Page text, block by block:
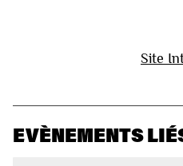
Site
EVÈNEMENTS